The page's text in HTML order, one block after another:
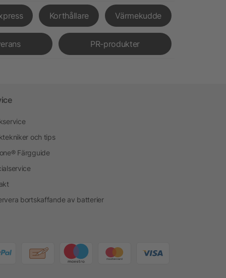
Korthållare Värmekudde
PR-produkter
och tips
Färgguide
bortskaffande av batterier